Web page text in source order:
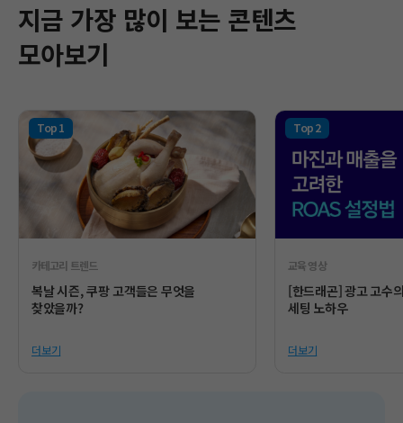
지금 가장 많이 보는 콘텐츠
모아보기
카테고리 트렌드
복날 시즌, 쿠팡 고객들은 무엇을
찾았을까?
더보기
교육 영상
[한드래곤] 광고 고수
세팅 노하우
더보기